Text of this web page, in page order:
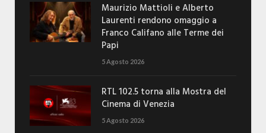
Maurizio Mattioli e Alberto
Laurenti rendono omaggio a
Franco Califano alle Terme dei
Papi
5 Agosto 2026
RTL 102.5 torna alla Mostra del
Cinema di Venezia
5 Agosto 2026